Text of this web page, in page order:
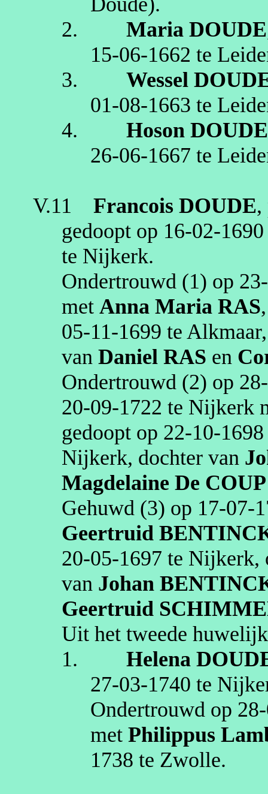
2.
Maria DOUDE
15‑06‑1662 te
3.
Wessel
01‑08‑1663 te
4.
Hoson DOUDE
26‑06‑1667 te
V.11 Francois DOUDE,
gedoopt op 16‑02‑1690
te Nijkerk.
Ondertrouwd (1) op
metAnna Maria RAS
05‑11‑1699 te Alkmaar
vanDaniel RAS en
Ondertrouwd (2) op
20‑09‑1722 te Nijkerk
gedoopt op 22‑10‑1698
Nijkerk, dochter van
Magdelaine De COUP
Gehuwd (3) op
Geertruid
20‑05‑1697 te Nijkerk,
van Johan
Geertruid
Uit het tweede
1.
Helena
27‑03‑1740 te
Ondertrouwd op
metPhilippus
1738 te Zwolle.